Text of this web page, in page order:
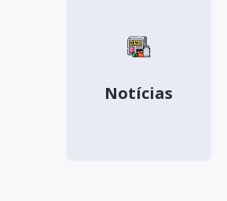
Notícias